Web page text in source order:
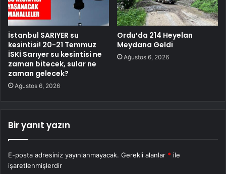
İstanbul SARIYER su
kesintisi! 20-21 Temmuz
İSKİ Sarıyer su kesintisi ne
zaman bitecek, sular ne
zaman gelecek?
Ağustos 6, 2026
Ordu’da 214 Heyelan
Meydana Geldi
Ağustos 6, 2026
Bir yanıt yazın
E-posta adresiniz yayınlanmayacak. Gerekli alanlar * ile
işaretlenmişlerdir